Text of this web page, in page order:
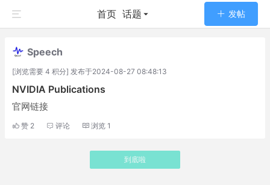
首页 话题 发帖
Speech
[浏览需要 4 积分] 发布于2024-08-27 08:48:13
NVIDIA Publications
官网链接
赞 2 评论 浏览 1
到底啦